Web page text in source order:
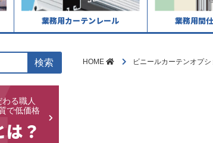
業務用カーテンレール 業務用間
検索
る職人
で低価格
？
HOME ビニールカーテンオプ